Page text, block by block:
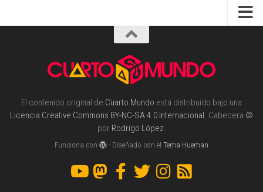
El contenido original de Cuarto Mundo está distribuido bajo una
Licencia Creative Commons BY-NC-SA 4.0 Internacional . Cabecera ©
por Rodrigo López.
Funciona con - Diseñado con elTema Hueman